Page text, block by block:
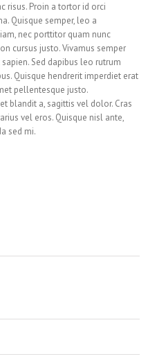
risus. Proin a tortor id orci
Quisque semper, leo a
nec porttitor quam nunc
cursus justo. Vivamus semper
Sed dapibus leo rutrum
Quisque hendrerit imperdiet erat
pellentesque justo.
blandit a, sagittis vel dolor. Cras
vel eros. Quisque nisl ante,
sed mi.